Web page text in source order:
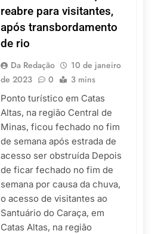
reabre para visitantes,
após transbordamento
de rio
Da Redação
10 de janeiro
de 2023
0 3 mins
Ponto turístico em Catas
Altas, na região Central de
Minas, ficou fechado no fim
de semana após estrada de
acesso ser obstruída Depois
de ficar fechado no fim de
semana por causa da chuva,
o acesso de visitantes ao
Santuário do Caraça, em
Catas Altas, na região